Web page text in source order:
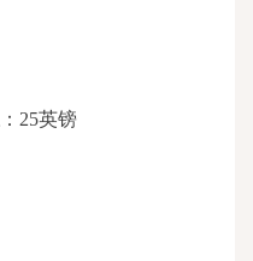
： 25英镑